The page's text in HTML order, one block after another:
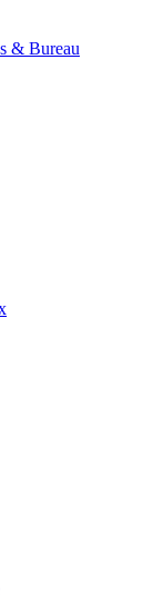
& Bureau